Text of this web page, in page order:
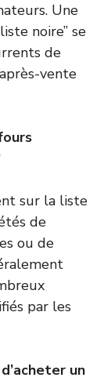
Une
noire” se
de
vente
sur la liste
de
ou de
par les
un